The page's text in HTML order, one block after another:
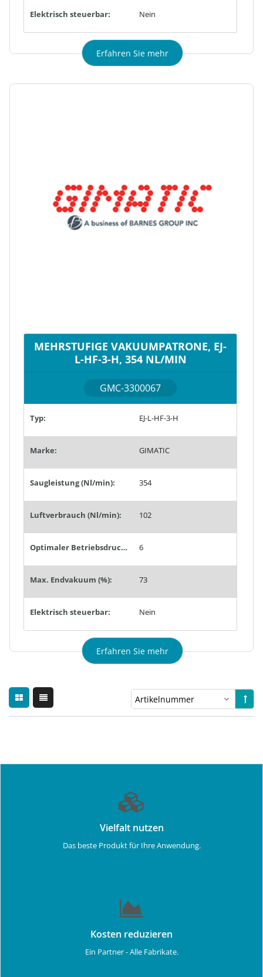
Elektrisch steuerbar: Nein
Erfahren Sie mehr
MEHRSTUFIGE VAKUUMPATRONE, EJ-
L-HF-3-H, 354 NL/MIN
GMC-3300067
Typ: EJ-L-HF-3-H
Marke: GIMATIC
Saugleistung (Nl/min): 354
Luftverbrauch (Nl/min): 102
Optimaler Betriebsdruck (bar): 6
Max. Endvakuum (%): 73
Elektrisch steuerbar: Nein
Erfahren Sie mehr
Vielfalt nutzen
Das beste Produkt für Ihre Anwendung.
Kosten reduzieren
Ein Partner - Alle Fabrikate.